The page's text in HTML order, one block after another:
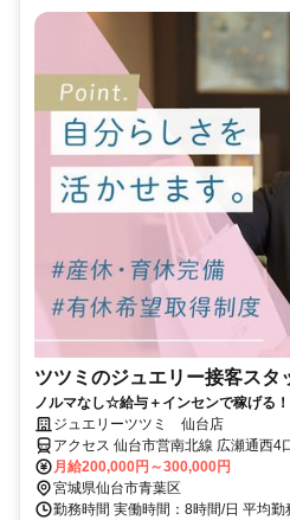
ツツミのジュエリー接客スタ
ノルマなし☆給与＋インセンで稼げる
育休実績多数/接客業経験者優遇♪
ジュエリーツツミ 仙台店
アクセス 仙台市営南北線 広瀬通西4
台（仙台市営）北6口徒歩約7分、仙
北6口徒歩約7分
月給200,000円～300,000円
宮城県仙台市青葉区
勤務時間 実働時間：8時間/日 平均